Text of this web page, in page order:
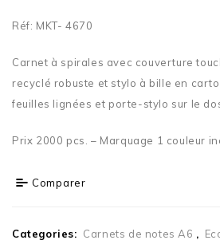
Réf: MKT- 4670
Carnet à spirales avec couverture
recyclé robuste et stylo à bille en
feuilles lignées et porte-stylo sur le
Prix 2000 pcs. – Marquage 1 couleur
Comparer
Categories: Carnets de notes A6 ,